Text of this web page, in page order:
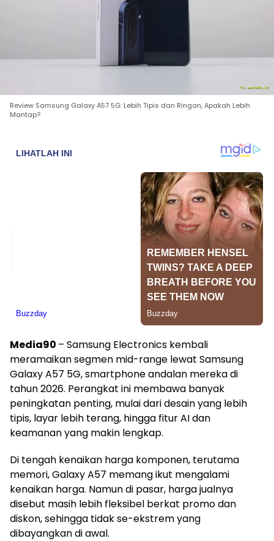
Review Samsung Galaxy A57 5G: Lebih Tipis dan Ringan, Apakah Lebih
Mantap?
Media90 – Samsung Electronics kembali
meramaikan segmen mid-range lewat Samsung
Galaxy A57 5G, smartphone andalan mereka di
tahun 2026. Perangkat ini membawa banyak
peningkatan penting, mulai dari desain yang lebih
tipis, layar lebih terang, hingga fitur AI dan
keamanan yang makin lengkap.
Di tengah kenaikan harga komponen, terutama
memori, Galaxy A57 memang ikut mengalami
kenaikan harga. Namun di pasar, harga jualnya
disebut masih lebih fleksibel berkat promo dan
diskon, sehingga tidak se-ekstrem yang
dibayangkan di awal.